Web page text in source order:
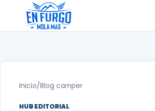
contenido
Inicio/Blog camper
HUB EDITORIAL